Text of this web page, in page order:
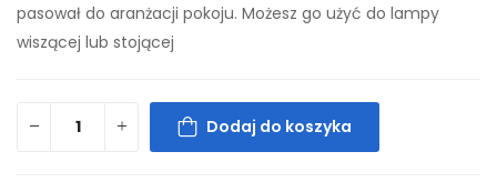
pasował do aranżacji pokoju. Możesz go użyć do lampy
wiszącej lub stojącej
Dodaj do koszyka